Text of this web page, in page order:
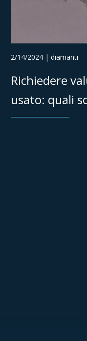
2/14/2024 | diamanti
Richiedere
usato: quali
servizio online